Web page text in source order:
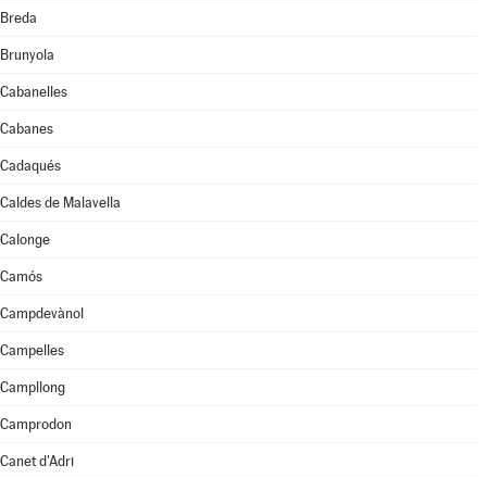
Breda
Brunyola
Cabanelles
Cabanes
Cadaqués
Caldes de Malavella
Calonge
Camós
Campdevànol
Campelles
Campllong
Camprodon
Canet d'Adri